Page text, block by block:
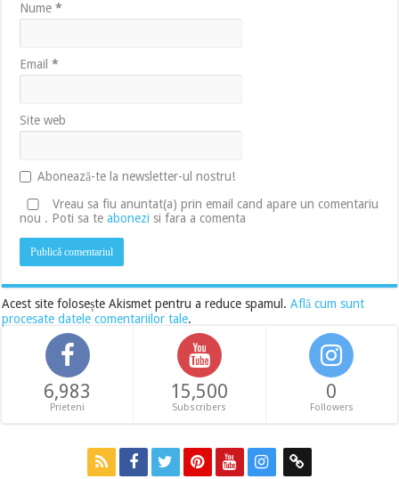
Nume*
Email*
Site web
Abonează-te la newsletter-ul nostru!
Vreau sa fiu anuntat(a) prin email cand apare un comentariu
nou . Poti sa teabonezi si fara a comenta
Acest site folosește Akismet pentru a reduce spamul.Află cum sunt
procesate datele comentariilor tale.
6,983
Prieteni
15,500
Subscribers
0
Followers